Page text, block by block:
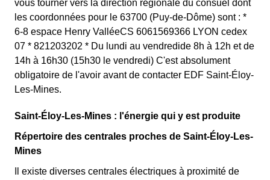
vous tourner vers la direction régionale du consuel dont
les coordonnées pour le 63700 (Puy-de-Dôme) sont : *
6-8 espace Henry ValléeCS 6061569366 LYON cedex
07 * 821203202 * Du lundi au vendredide 8h à 12h et de
14h à 16h30 (15h30 le vendredi) C'est absolument
obligatoire de l'avoir avant de contacter EDF Saint-Éloy-
Les-Mines.
Saint-Éloy-Les-Mines : l'énergie qui y est produite
Répertoire des centrales proches de Saint-Éloy-Les-
Mines
Il existe diverses centrales électriques à proximité de